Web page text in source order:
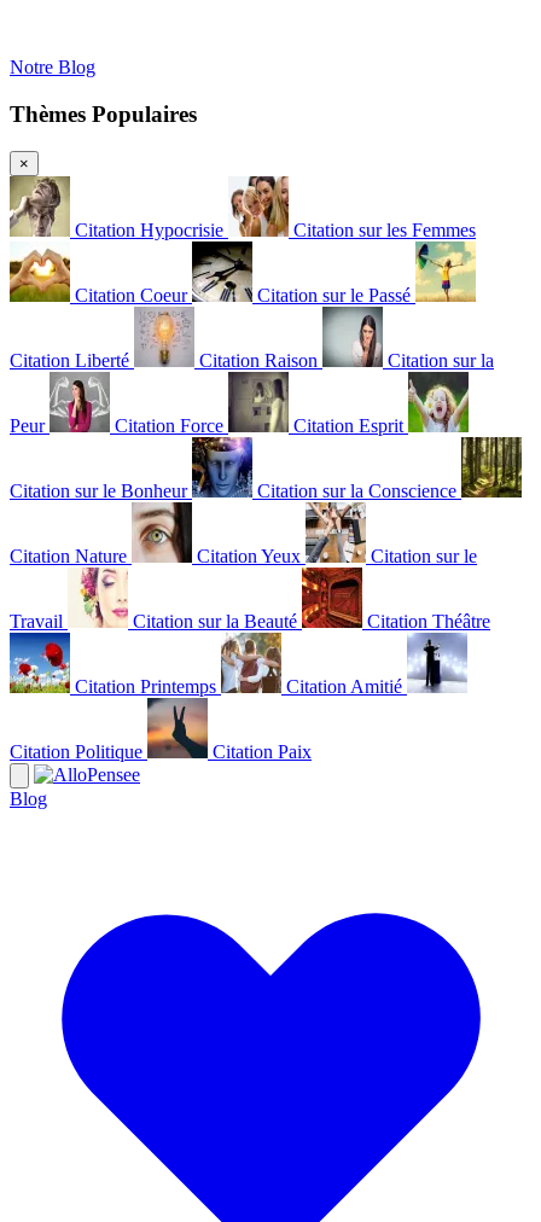
Notre Blog
Thèmes Populaires
×
Citation Hypocrisie Citation sur les Femmes
Citation Coeur Citation sur le Passé
Citation Liberté Citation Raison Citation sur la
Peur Citation Force Citation Esprit
Citation sur le Bonheur Citation sur la Conscience
Citation Nature Citation Yeux Citation sur le
Travail Citation sur la Beauté Citation Théâtre
Citation Printemps Citation Amitié
Citation Politique Citation Paix
Blog